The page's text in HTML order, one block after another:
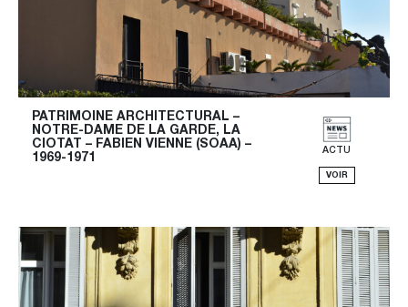
PATRIMOINE ARCHITECTURAL –
NOTRE-DAME DE LA GARDE, LA
CIOTAT – FABIEN VIENNE (SOAA) –
1969-1971
ACTU
VOIR